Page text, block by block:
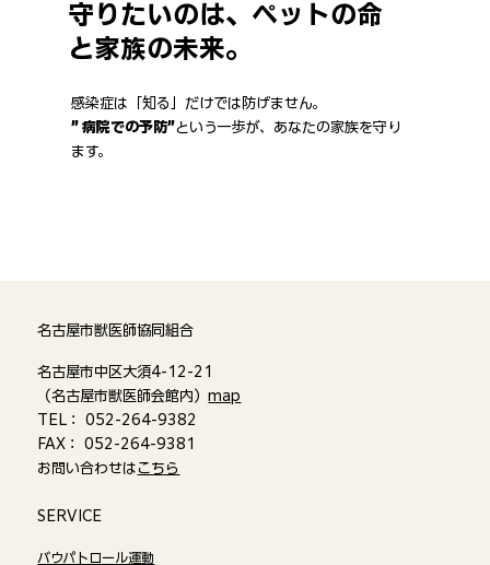
守りたいのは、ペットの命
と家族の未来。
感染症は「知る」だけでは防げません。
” 病院での予防”という一歩が、あなたの家族を守り
ます。
名古屋市獣医師協同組合
名古屋市中区大須4-12-21
（名古屋市獣医師会館内）map
TEL： 052-264-9382
FAX： 052-264-9381
お問い合わせはこちら
​SERVICE
バウパトロール運動